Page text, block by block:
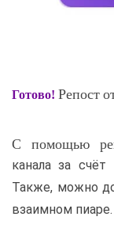
Готово! Репост
С помощью
канала за счёт
Также, можно
взаимном пиаре.